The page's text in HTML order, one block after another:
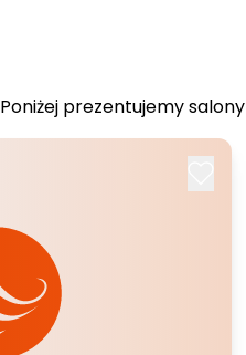
Poniżej prezentujemy